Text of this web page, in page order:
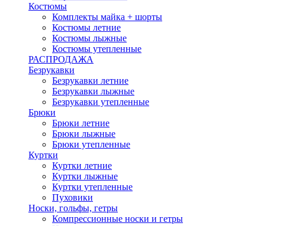
Костюмы
Комплекты майка + шорты
Костюмы летние
Костюмы лыжные
Костюмы утепленные
РАСПРОДАЖА
Безрукавки
Безрукавки летние
Безрукавки лыжные
Безрукавки утепленные
Брюки
Брюки летние
Брюки лыжные
Брюки утепленные
Куртки
Куртки летние
Куртки лыжные
Куртки утепленные
Пуховики
Носки, гольфы, гетры
Компрессионные носки и гетры